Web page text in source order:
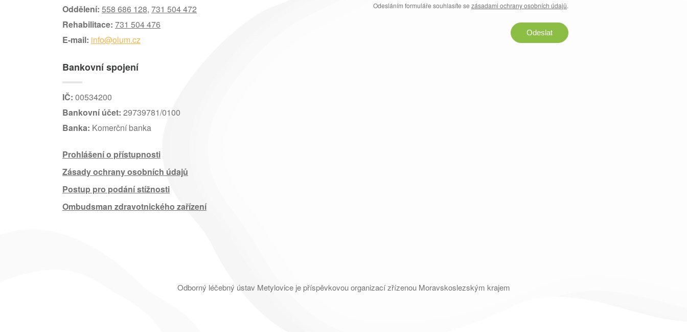
Oddělení: 558 686 128, 731 504 472
Rehabilitace: 731 504 476
E-mail: info@olum.cz
Bankovní spojení
IČ: 00534200
Bankovní účet: 29739781/0100
Banka: Komerční banka
Prohlášení o přístupnosti
Zásady ochrany osobních údajů
Postup pro podání stížnosti
Ombudsman zdravotnického zařízení
Odesláním formuláře souhlasíte se zásadami ochrany osobních údajů.
Odeslat
Odborný léčebný ústav Metylovice je příspěvkovou organizací zřízenou Moravskoslezským krajem